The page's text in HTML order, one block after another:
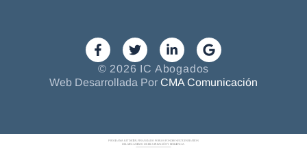
© 2026 IC Abogados
Web Desarrollada Por CMA Comunicación